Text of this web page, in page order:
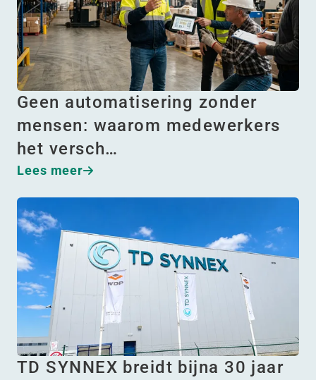
Geen automatisering zonder
mensen: waarom medewerkers
het versch…
Lees meer
TD SYNNEX breidt bijna 30 jaar